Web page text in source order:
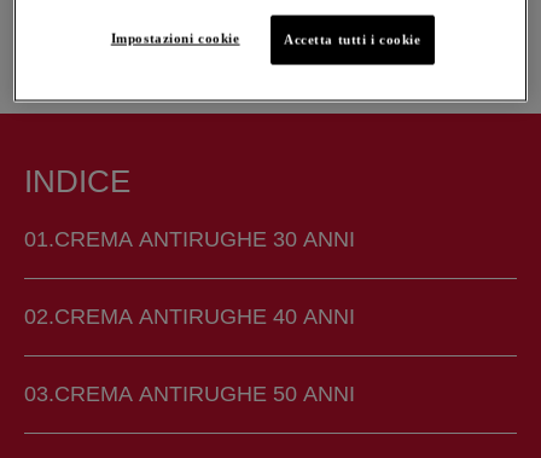
routine quotidiana. Perché ogni pelle merita di esprimere al
meglio la propria età.
INDICE
CREMA ANTIRUGHE 30 ANNI
CREMA ANTIRUGHE 40 ANNI
CREMA ANTIRUGHE 50 ANNI
Impostazioni cookie Accetta tutti i cookie